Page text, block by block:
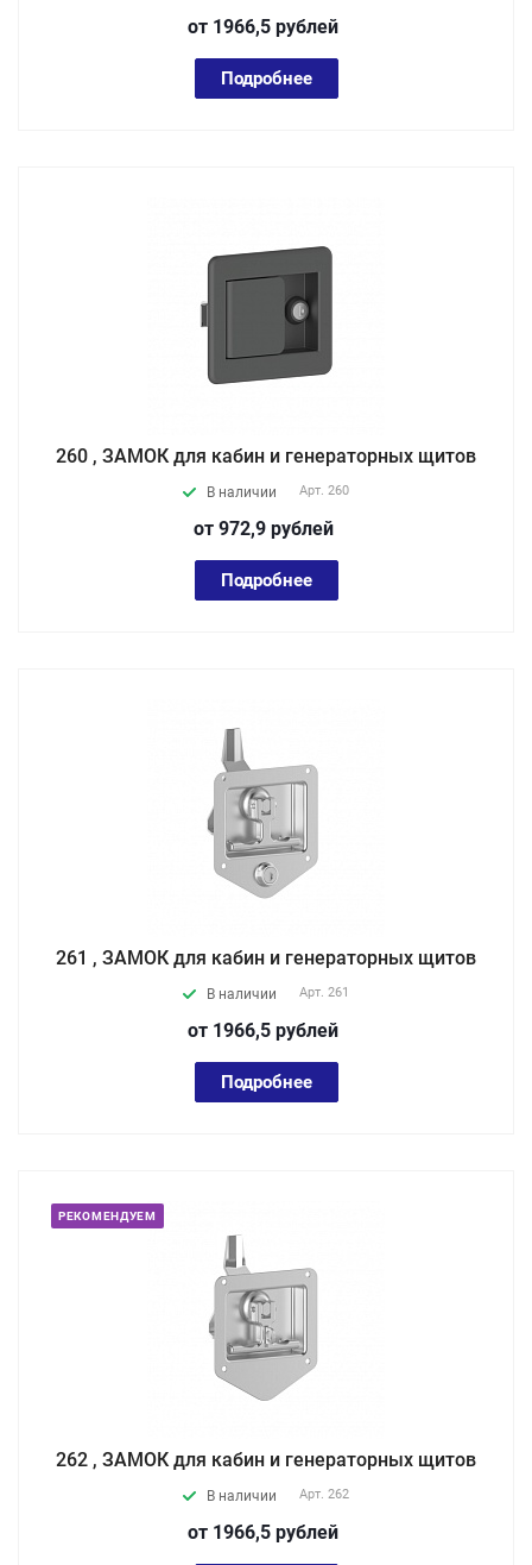
от 1966,5 рублей
Подробнее
260 , ЗАМОК для кабин и генераторных щитов
В наличии Арт. 260
от 972,9 рублей
Подробнее
261 , ЗАМОК для кабин и генераторных щитов
В наличии Арт. 261
от 1966,5 рублей
Подробнее
РЕКОМЕНДУЕМ
262 , ЗАМОК для кабин и генераторных щитов
В наличии Арт. 262
от 1966,5 рублей